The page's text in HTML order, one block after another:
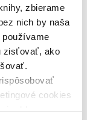
zbierame
nich by naša
používame
zisťovať, ako
cookies
reklamy.